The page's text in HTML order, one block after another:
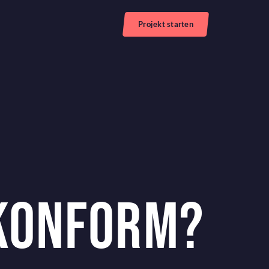
Projekt starten